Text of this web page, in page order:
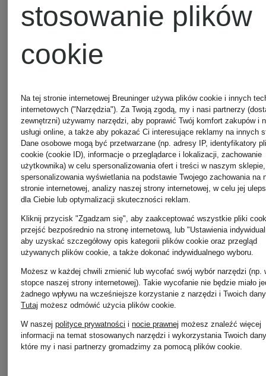
+ rabat
promocyjny
Z
certyfikatem
SAVE
THE
DUCK
Kurtka
pikowana
BIDDY
649 zł
+ rabat
promocyjny
Z
SAVE
THE
DUCK
Kurtka
HOPE
519 zł
stosowanie plików
cookie
Na tej stronie internetowej Breuninger używa plików cookie i innych
internetowych ("Narzędzia"). Za Twoją zgodą, my i nasi partnerzy
zewnętrzni) używamy narzędzi, aby poprawić Twój komfort zakupów i
usługi online, a także aby pokazać Ci interesujące reklamy na innych
Dane osobowe mogą być przetwarzane (np. adresy IP, identyfikatory
cookie (cookie ID), informacje o przeglądarce i lokalizacji, zachowanie
użytkownika) w celu spersonalizowania ofert i treści w naszym sklepie,
spersonalizowania wyświetlania na podstawie Twojego zachowania na
stronie internetowej, analizy naszej strony internetowej, w celu jej
dla Ciebie lub optymalizacji skuteczności reklam.
Kliknij przycisk "Zgadzam się", aby zaakceptować wszystkie pliki
przejść bezpośrednio na stronę internetową, lub "Ustawienia
aby uzyskać szczegółowy opis kategorii plików cookie oraz przegląd
używanych plików cookie, a także dokonać indywidualnego wyboru.
Możesz w każdej chwili zmienić lub wycofać swój wybór narzędzi (np.
stopce naszej strony internetowej). Takie wycofanie nie będzie miało
żadnego wpływu na wcześniejsze korzystanie z narzędzi i Twoich
Tutaj możesz odmówić użycia plików cookie.
W naszejpolityce prywatności inocie prawnej możesz znaleźć więcej
informacji na temat stosowanych narzędzi i wykorzystania Twoich
które my i nasi partnerzy gromadzimy za pomocą plików cookie.